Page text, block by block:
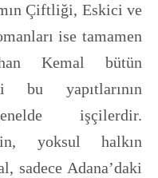
Çiftliği, Eskici ve
ise tamamen
Kemal bütün
bu yapıtlarının
işçilerdir.
yoksul halkın
sadece Adana’daki